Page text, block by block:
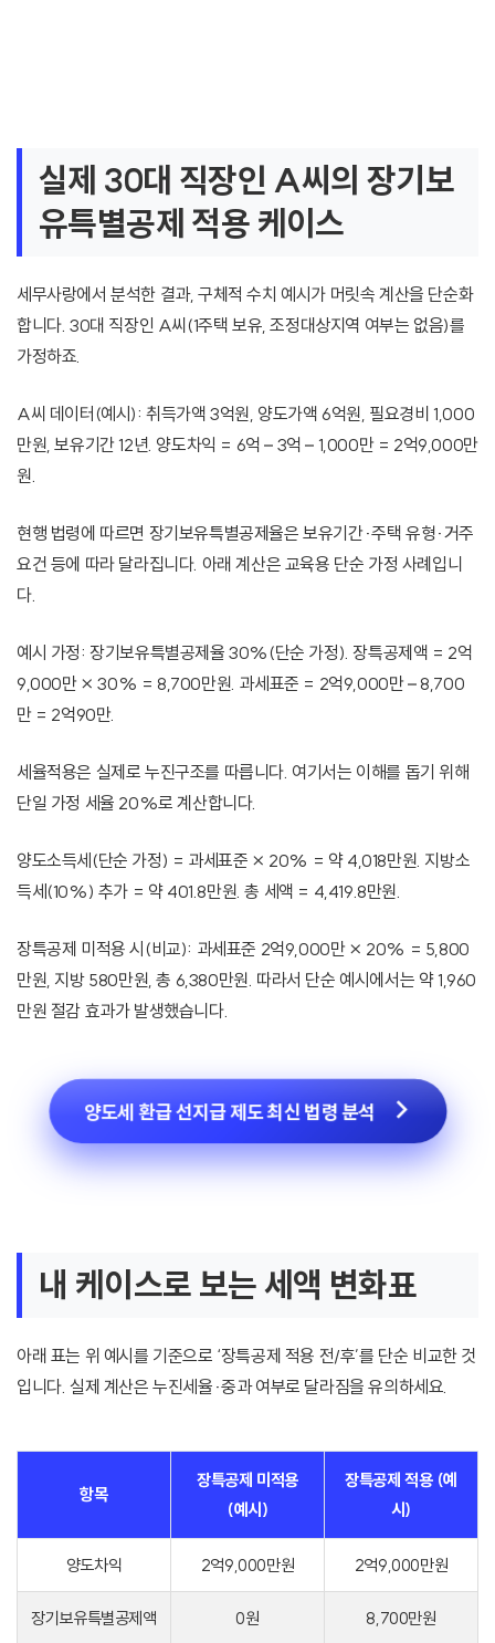
실제 30대 직장인 A씨의 장기보
유특별공제 적용 케이스
세무사랑에서 분석한 결과, 구체적 수치 예시가 머릿속 계산을 단순화
합니다. 30대 직장인 A씨(1주택 보유, 조정대상지역 여부는 없음)를
가정하죠.
A씨 데이터(예시): 취득가액 3억원, 양도가액 6억원, 필요경비 1,000
만원, 보유기간 12년. 양도차익 = 6억 – 3억 – 1,000만 = 2억9,000만
원.
현행 법령에 따르면 장기보유특별공제율은 보유기간·주택 유형·거주
요건 등에 따라 달라집니다. 아래 계산은 교육용 단순 가정 사례입니
다.
예시 가정: 장기보유특별공제율 30%(단순 가정). 장특공제액 = 2억
9,000만 × 30% = 8,700만원. 과세표준 = 2억9,000만 – 8,700
만 = 2억90만.
세율적용은 실제로 누진구조를 따릅니다. 여기서는 이해를 돕기 위해
단일 가정 세율 20%로 계산합니다.
양도소득세(단순 가정) = 과세표준 × 20% = 약 4,018만원. 지방소
득세(10%) 추가 = 약 401.8만원. 총 세액 = 4,419.8만원.
장특공제 미적용 시(비교): 과세표준 2억9,000만 × 20% = 5,800
만원, 지방 580만원, 총 6,380만원. 따라서 단순 예시에서는 약 1,960
만원 절감 효과가 발생했습니다.
양도세 환급 선지급 제도 최신 법령 분석
내 케이스로 보는 세액 변화표
아래 표는 위 예시를 기준으로 ‘장특공제 적용 전/후’를 단순 비교한 것
입니다. 실제 계산은 누진세율·중과 여부로 달라짐을 유의하세요.
항목
장특공제 미적용
(예시)
장특공제 적용 (예
시)
양도차익 2억9,000만원 2억9,000만원
장기보유특별공제액 0원 8,700만원